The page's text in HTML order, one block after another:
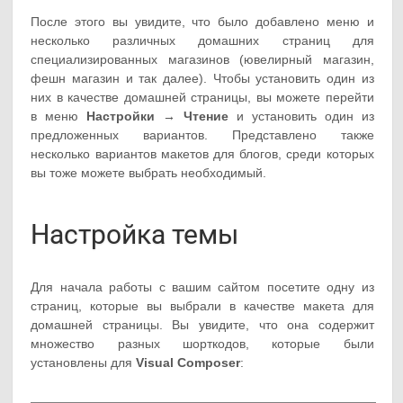
После этого вы увидите, что было добавлено меню и
несколько различных домашних страниц для
специализированных магазинов (ювелирный магазин,
фешн магазин и так далее). Чтобы установить один из
них в качестве домашней страницы, вы можете перейти
в меню Настройки → Чтение и установить один из
предложенных вариантов. Представлено также
несколько вариантов макетов для блогов, среди которых
вы тоже можете выбрать необходимый.
Настройка темы
Для начала работы с вашим сайтом посетите одну из
страниц, которые вы выбрали в качестве макета для
домашней страницы. Вы увидите, что она содержит
множество разных шорткодов, которые были
установлены дляVisual Composer: